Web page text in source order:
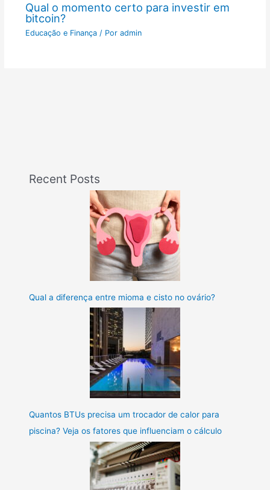
Qual o momento certo para investir em
bitcoin?
Educação e Finança/ Por admin
Recent Posts
Qual a diferença entre mioma e cisto no ovário?
Quantos BTUs precisa um trocador de calor para
piscina? Veja os fatores que influenciam o cálculo